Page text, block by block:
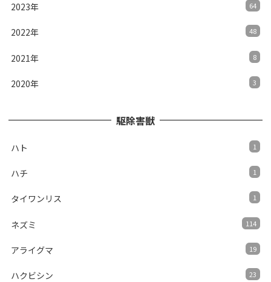
2023年 64
2022年 48
2021年 8
2020年 3
駆除害獣
ハト 1
ハチ 1
タイワンリス 1
ネズミ 114
アライグマ 19
ハクビシン 23